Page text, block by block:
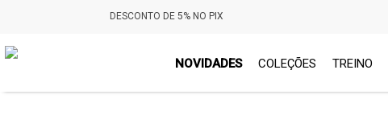
DESCONTO DE 5% NO PIX
NOVIDADES COLEÇÕES TREINO